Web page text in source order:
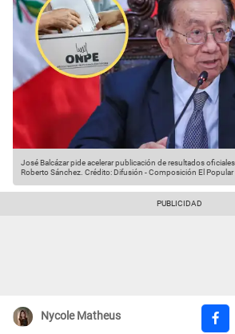
José Balcázar pide acelerar publicación de resultados
Roberto Sánchez. Crédito: Difusión - Composición El Popular
Nycole Matheus